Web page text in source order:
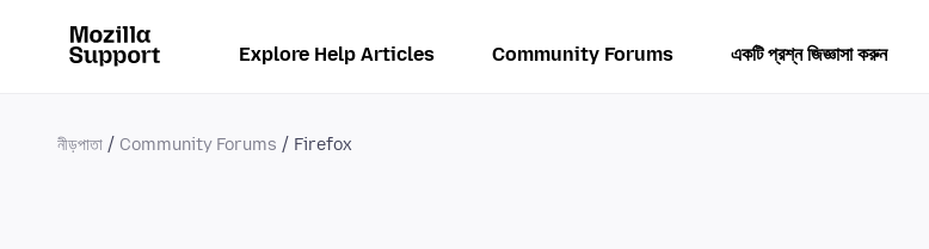
Explore Help Articles Community Forums একটি প্রশ্ন জিজ্ঞাসা করুন
নীড়পাতা Community Forums Firefox